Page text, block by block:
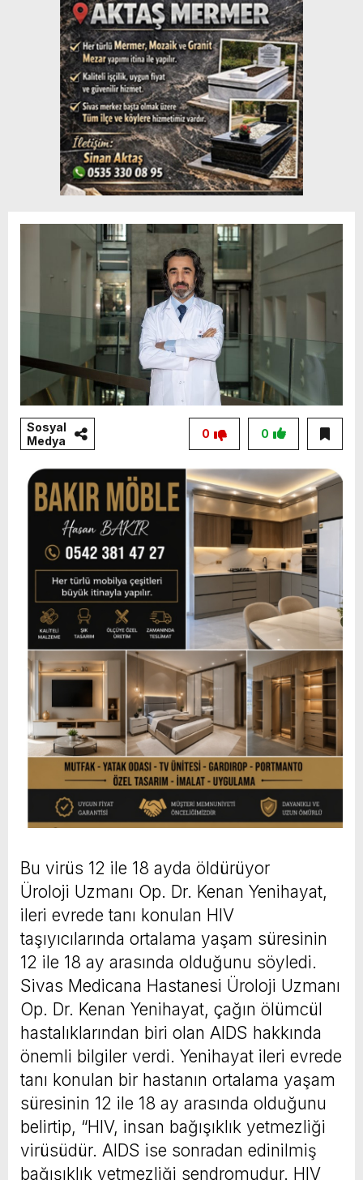
Sosyal
Medya
0
0
Bu virüs 12 ile 18 ayda öldürüyor
Üroloji Uzmanı Op. Dr. Kenan Yenihayat,
ileri evrede tanı konulan HIV
taşıyıcılarında ortalama yaşam süresinin
12 ile 18 ay arasında olduğunu söyledi.
Sivas Medicana Hastanesi Üroloji Uzmanı
Op. Dr. Kenan Yenihayat, çağın ölümcül
hastalıklarından biri olan AIDS hakkında
önemli bilgiler verdi. Yenihayat ileri evrede
tanı konulan bir hastanın ortalama yaşam
süresinin 12 ile 18 ay arasında olduğunu
belirtip, “HIV, insan bağışıklık yetmezliği
virüsüdür. AIDS ise sonradan edinilmiş
bağışıklık yetmezliği sendromudur. HIV